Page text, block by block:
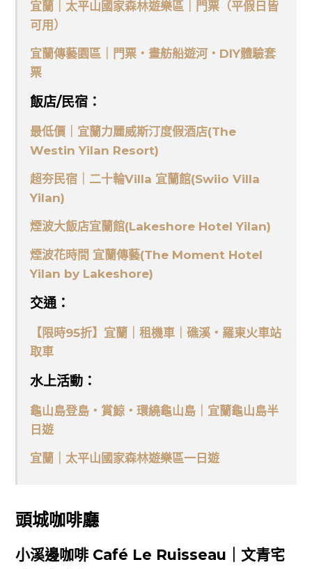
宜蘭｜太平山國家森林遊樂區｜門票（平假日皆
可用）
宜蘭傳藝園區｜門票・畫舫船遊河・DIY體驗套
票
飯店/民宿：
最低價｜宜蘭力麗威斯汀度假酒店(The
Westin Yilan Resort)
超夯民宿｜二十輪Villa 宜蘭館(Swiio Villa
Yilan)
煙波大飯店宜蘭館(Lakeshore Hotel Yilan)
煙波花時間 宜蘭傳藝(The Moment Hotel
Yilan by Lakeshore)
交通：
【限時95折】宜蘭｜租機車｜礁溪・羅東火車站
取車
水上活動：
龜山島登島・賞鯨・環繞龜山島｜宜蘭龜山島半
日遊
宜蘭｜太平山國家森林遊樂區一日遊
頭城咖啡廳
小溪邊咖啡 Café Le Ruisseau｜文青宅